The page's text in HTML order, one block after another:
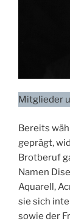
Mitglieder
Bereits
geprägt,
Brotberuf
Namen
Aquarell,
sie sich
sowie der